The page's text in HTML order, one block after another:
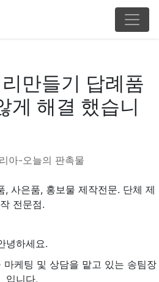
만들기 답례품
게 해결 했습니
, 사은품, 홍보물 제작전문. 단체 제
작 전문점.
녕하세요.
마케팅 및 상담을 맡고 있는 송팀장
입니다.